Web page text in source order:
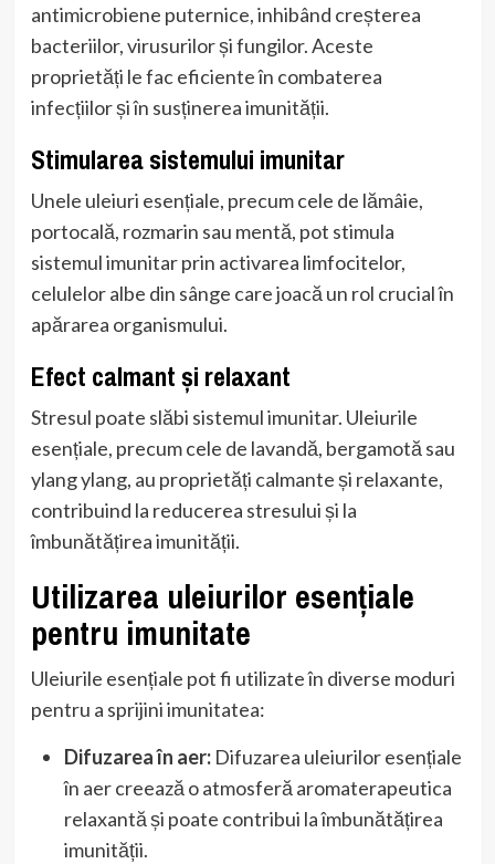
antimicrobiene puternice, inhibând creșterea
bacteriilor, virusurilor și fungilor. Aceste
proprietăți le fac eficiente în combaterea
infecțiilor și în susținerea imunității.
Stimularea sistemului imunitar
Unele uleiuri esențiale, precum cele de lămâie,
portocală, rozmarin sau mentă, pot stimula
sistemul imunitar prin activarea limfocitelor,
celulelor albe din sânge care joacă un rol crucial în
apărarea organismului.
Efect calmant și relaxant
Stresul poate slăbi sistemul imunitar. Uleiurile
esențiale, precum cele de lavandă, bergamotă sau
ylang ylang, au proprietăți calmante și relaxante,
contribuind la reducerea stresului și la
îmbunătățirea imunității.
Utilizarea uleiurilor esențiale
pentru imunitate
Uleiurile esențiale pot fi utilizate în diverse moduri
pentru a sprijini imunitatea:
Difuzarea în aer:Difuzarea uleiurilor esențiale
în aer creează o atmosferă aromaterapeutica
relaxantă și poate contribui la îmbunătățirea
imunității.